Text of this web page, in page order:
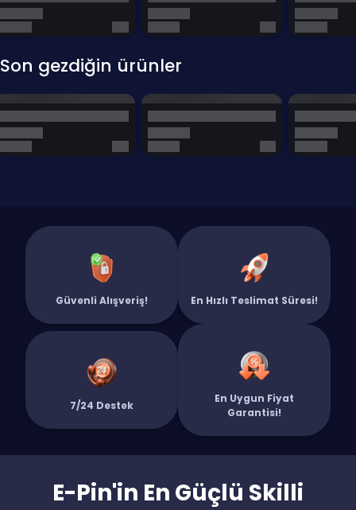
Son gezdiğin ürünler
Güvenli Alışveriş! En Hızlı Teslimat Süresi!
7/24 Destek
En Uygun Fiyat
Garantisi!
E-Pin'in En Güçlü Skilli